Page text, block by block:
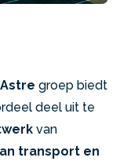
Astre groep biedt
deel uit te
van
transport en